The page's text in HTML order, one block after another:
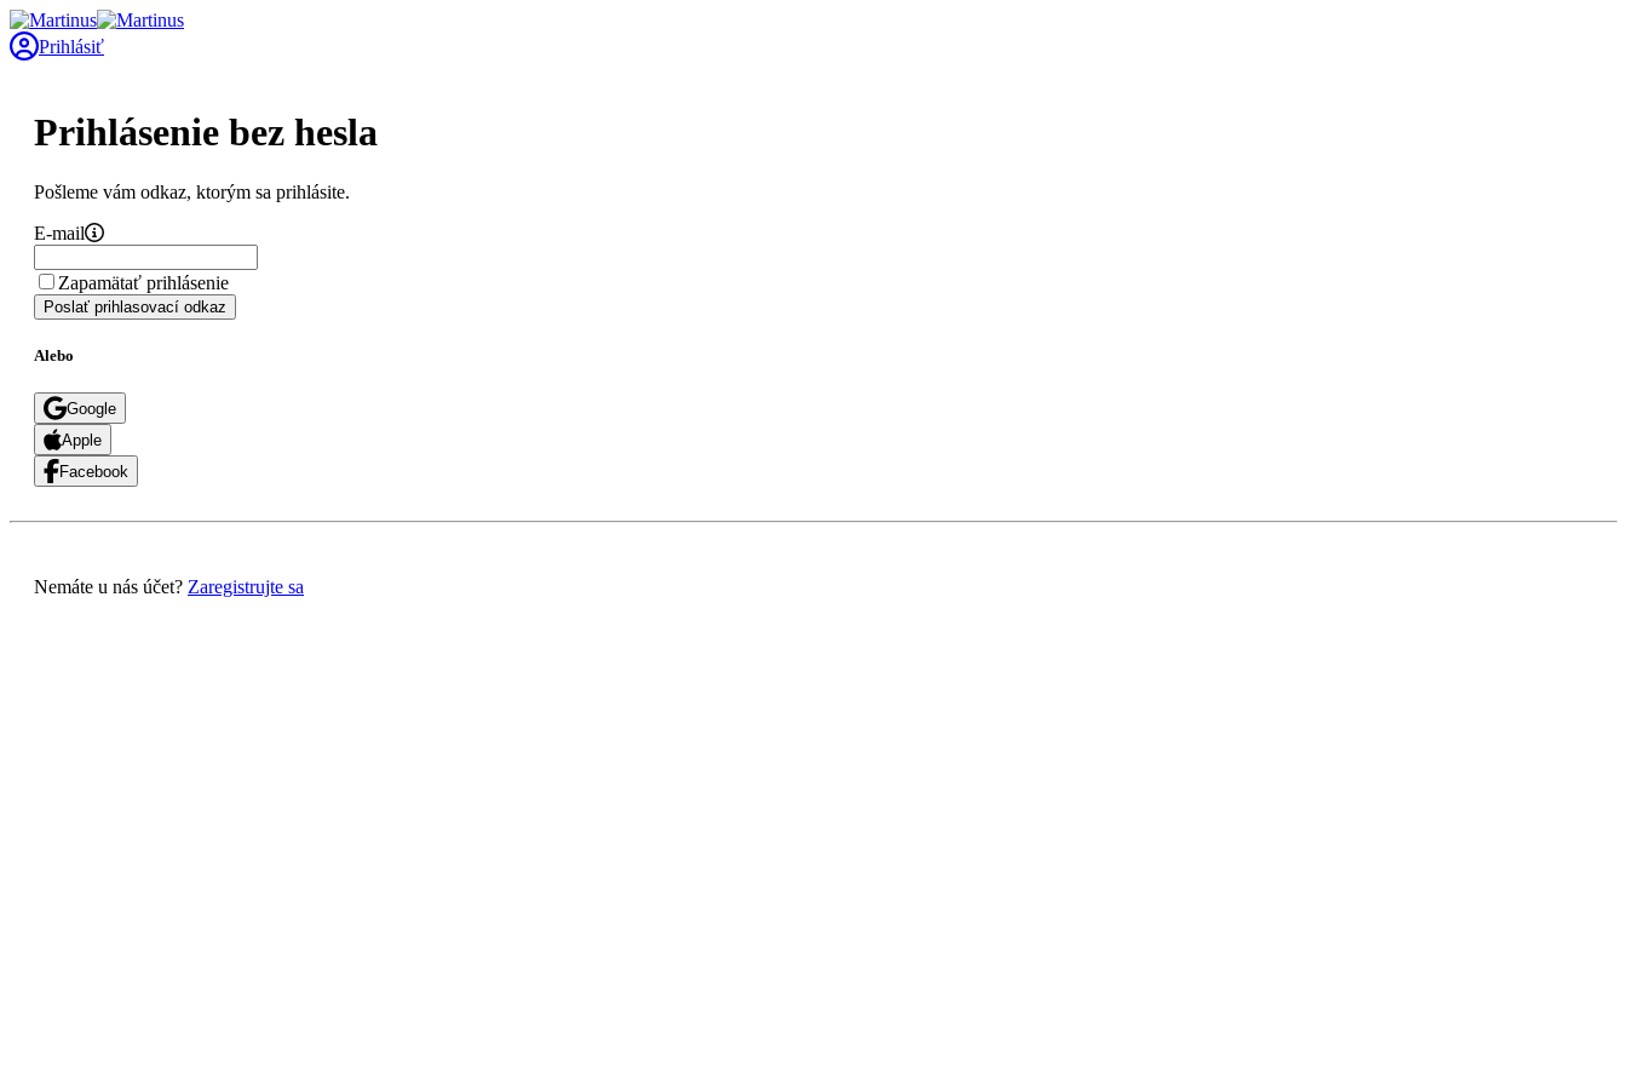
Prihlásiť
Prihlásenie bez hesla
Pošleme vám odkaz, ktorým sa prihlásite.
E-mail
Zapamätať prihlásenie
Poslať prihlasovací odkaz
Alebo
Google
Apple
Facebook
Nemáte u nás účet? Zaregistrujte sa